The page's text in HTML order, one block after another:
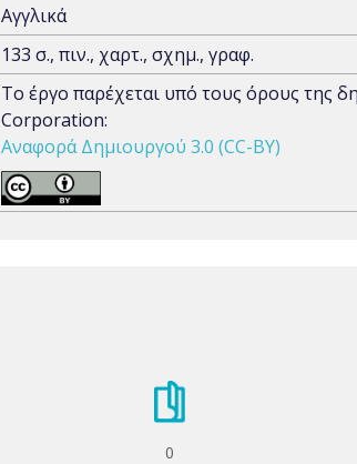
Αγγλικά
133 σ., πιν., χαρτ., σχημ., γραφ.
Το έργο παρέχεται υπό τους όρους της
Corporation:
Αναφορά Δημιουργού 3.0 (CC-BY)
0